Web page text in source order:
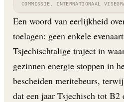
COMMISSIE, INTERNATIONAAL
Een woord van eerlijkheid
toelagen: geen enkele
Tsjechischtalige traject in
gezinnen energie stoppen in
bescheiden meritebeurs,
dat een jaar Tsjechisch tot